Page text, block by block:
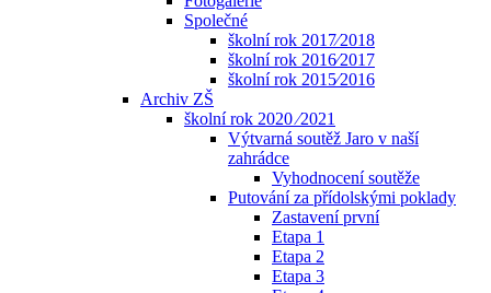
Společné
školní rok 2017⁄2018
školní rok 2016⁄2017
školní rok 2015⁄2016
Archiv ZŠ
školní rok 2020 ⁄2021
Výtvarná soutěž Jaro v naší
zahrádce
Vyhodnocení soutěže
Putování za přídolskými poklady
Zastavení první
Etapa 1
Etapa 2
Etapa 3